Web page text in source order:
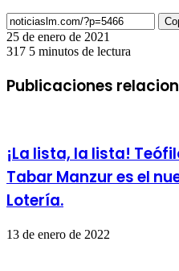
25 de enero de 2021
317 5 minutos de lectura
por
correo
Publicaciones
¡La lista, la lista!
Tabar Manzur es el
Lotería.
13 de enero de 2022